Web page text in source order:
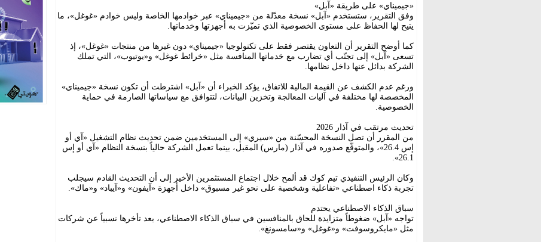
«جيميناي» على طريقة «آبل»
وفق التقرير، ستستخدم «آبل» نسخة معدّلة من «جيميناي» عبر خوادمها الخاصة وليس خوادم «غوغل»، ما
يتيح لها الحفاظ على مستوى الخصوصية الذي تميّزت به أجهزتها وخدماتها.
كما أوضح التقرير أن التعاون يقتصر فقط على تكنولوجيا «جيميناي» دون غيرها من منتجات «غوغل»، إذ
تسعى «آبل» إلى تجنّب أي تضارب مع خدماتها المنافسة مثل «خرائط غوغل» و«يوتيوب»، التي تملك
الشركة بدائل عنها داخل نظامها.
ورغم عدم الكشف عن القيمة المالية للاتفاق، يؤكد الخبراء أن «آبل» اشترطت أن تكون نسخة «جيميناي»
المخصصة لها مختلفة في آليات المعالجة وتخزين البيانات، لتتوافق مع سياساتها الصارمة في حماية
الخصوصية.
تحديث مرتقب في آذار 2026
من المقرر أن تصل النسخة المحسّنة من «سيري» إلى المستخدمين ضمن تحديث نظام التشغيل «آي أو
إس 26.4»، والمتوقّع صدوره في آذار (مارس) المقبل، بينما تعمل الشركة حالياً بنسخة النظام «آي أو إس
26.1».
وكان الرئيس التنفيذي تيم كوك قد ألمح خلال اجتماع المستثمرين الأخير إلى أن التحديث القادم سيجلب
تجربة ذكاء اصطناعي «تفاعلية وشخصية على نحو غير مسبوق» داخل أجهزة «آيفون» و«آيباد» و«ماك».
سباق الذكاء الاصطناعي يحتدم
تواجه «آبل» ضغوطاً متزايدة للحاق بالمنافسين في سباق الذكاء الاصطناعي، بعد تأخرها نسبياً عن شركات
مثل «مايكروسوفت» و«غوغل» و«سامسونغ».